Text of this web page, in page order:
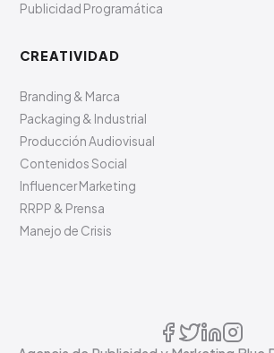
Publicidad Programática
CREATIVIDAD
Branding & Marca
Packaging & Industrial
Producción Audiovisual
Contenidos Social
Influencer Marketing
RRPP & Prensa
Manejo de Crisis